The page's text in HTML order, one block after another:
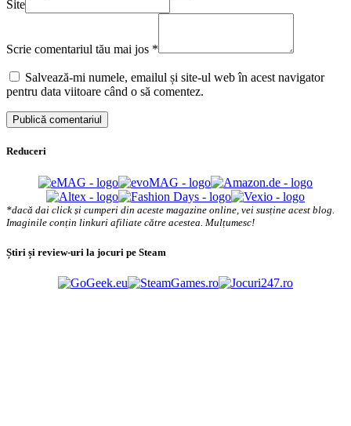
Site
Scrie comentariul tău mai jos *
Salvează-mi numele, emailul și site-ul web în acest navigator
pentru data viitoare când o să comentez.
Reduceri
*dacă dai click și cumperi din aceste magazine online, vei susține acest blog.
Imaginile conțin linkuri afiliate către acestea. Mulțumesc!
Știri și review-uri la jocuri pe Steam